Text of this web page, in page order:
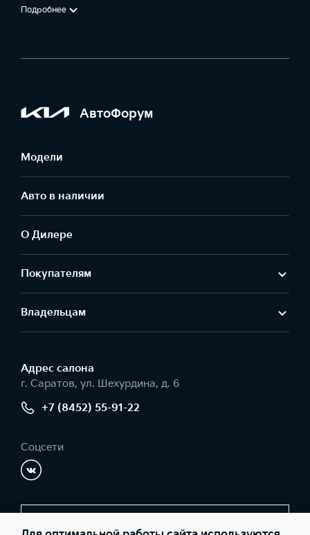
Подробнее
АвтоФорум
Модели
Авто в наличии
О Дилере
Покупателям
Владельцам
Адрес салонa
г. Саратов, ул. Шехурдина, д. 6
+7 (8452) 55-91-22
Соцсети